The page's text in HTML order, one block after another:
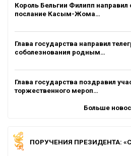
Король Бельгии Филипп направил
послание Касым-Жома…
Глава государства направил
соболезнования родным…
Глава государства поздравил
торжественного мероп…
Больше
ПОРУЧЕНИЯ ПРЕЗИДЕНТА: